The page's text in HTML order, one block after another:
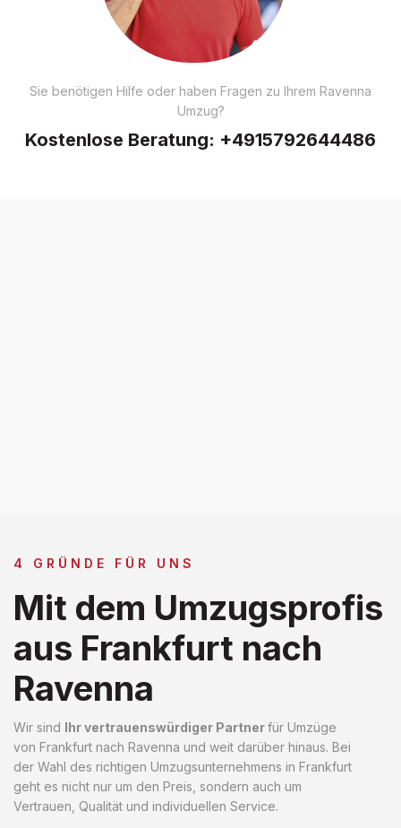
Sie benötigen Hilfe oder haben Fragen zu Ihrem Ravenna
Umzug?
Kostenlose Beratung: +4915792644486
4 GRÜNDE FÜR UNS
Mit dem Umzugsprofis
aus Frankfurt nach
Ravenna
Wir sind Ihr vertrauenswürdiger Partnerfür Umzüge
von Frankfurt nach Ravenna und weit darüber hinaus. Bei
der Wahl des richtigen Umzugsunternehmens in Frankfurt
geht es nicht nur um den Preis, sondern auch um
Vertrauen, Qualität und individuellen Service.